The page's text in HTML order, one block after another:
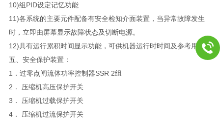
10)组PID设定记忆功能
11)各系统的主要元件配备有安全检知介面装置，当异常故障发生
时，立即由屏幕显示故障状态及切断电源。
12)具有运行累积时间显示功能，可供机器运行时时间及参考用。
五、安全保护装置：
1．过零点闸流体功率控制器SSR 2组
2． 压缩机高压保护开关
3． 压缩机过载保护开关
4． 压缩机过流保护开关